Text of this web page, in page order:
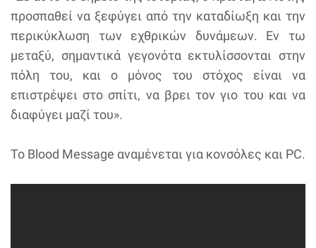
προσπαθεί να ξεφύγει από την καταδίωξη και την
περικύκλωση των εχθρικών δυνάμεων. Εν τω
μεταξύ, σημαντικά γεγονότα εκτυλίσσονται στην
πόλη του, και ο μόνος του στόχος είναι να
επιστρέψει στο σπίτι, να βρει τον γιο του και να
διαφύγει μαζί του».
Το Blood Message αναμένεται για κονσόλες και PC.